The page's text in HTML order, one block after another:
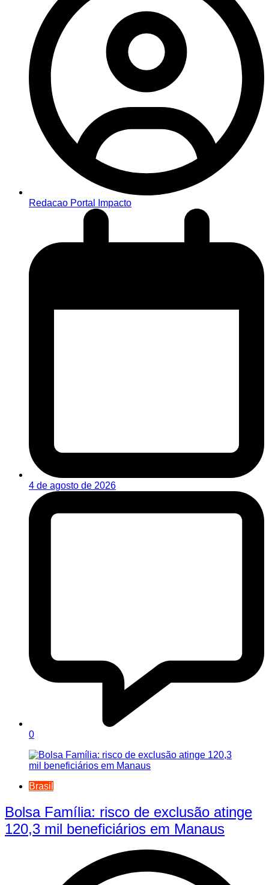
Redacao Portal Impacto
4 de agosto de 2026
0
Brasil
Bolsa Família: risco de exclusão atinge
120,3 mil beneficiários em Manaus